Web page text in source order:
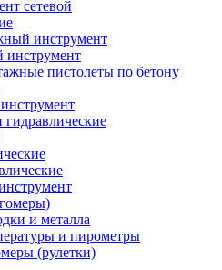
сетевой
инструмент
инструмент
пистолеты по бетону
и металла
и пирометры
(рулетки)